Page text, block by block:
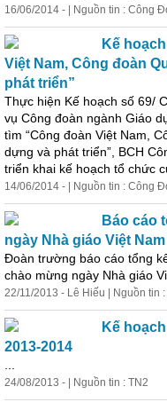
16/06/2014 - | Nguồn tin : Công
Kế
Việt Nam, Công đoàn
phát triển”
Thực hiện Kế hoạch số 69/
vụ Công đoàn ngành Giáo
tìm “Công đoàn Việt Nam,
dựng và phát triển”, BCH
triển khai kế hoạch tổ chức
14/06/2014 - | Nguồn tin : Công
Báo cáo
ngày Nhà giáo Việt
Đoàn trường báo cáo tổng
chào mừng ngày Nhà giáo
22/11/2013 - Lê Hiếu | Nguồn tin
Kế
2013-2014
24/08/2013 - | Nguồn tin : TN2